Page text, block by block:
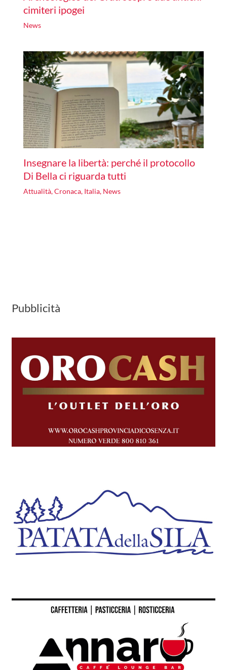
cimiteri ipogei
News
Insegnare la libertà: perché il protocollo
Di Bella ci riguarda tutti
Attualità,Cronaca, Italia, News
Pubblicità